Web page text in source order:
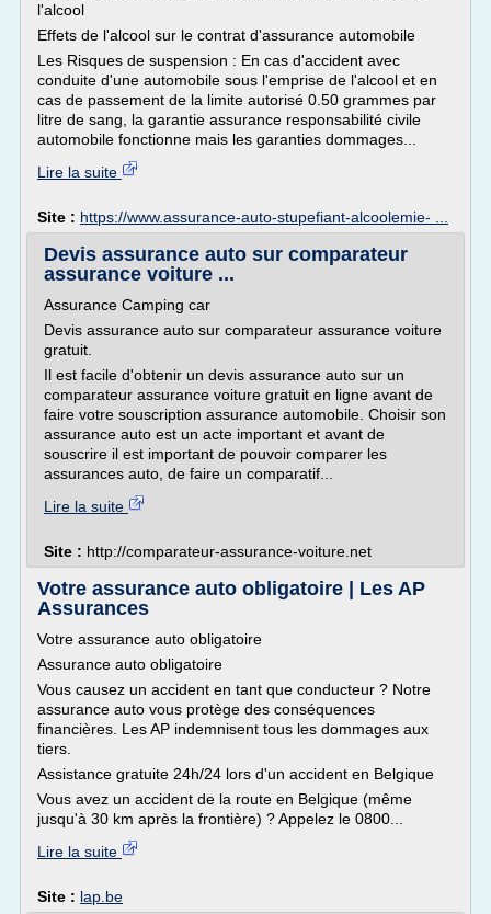
l'alcool
Effets de l'alcool sur le contrat d'assurance automobile
Les Risques de suspension : En cas d'accident avec
conduite d'une automobile sous l'emprise de l'alcool et en
cas de passement de la limite autorisé 0.50 grammes par
litre de sang, la garantie assurance responsabilité civile
automobile fonctionne mais les garanties dommages...
Lire la suite
Site : https://www.assurance-auto-stupefiant-alcoolemie- ...
Devis assurance auto sur comparateur
assurance voiture ...
Assurance Camping car
Devis assurance auto sur comparateur assurance voiture
gratuit.
Il est facile d'obtenir un devis assurance auto sur un
comparateur assurance voiture gratuit en ligne avant de
faire votre souscription assurance automobile. Choisir son
assurance auto est un acte important et avant de
souscrire il est important de pouvoir comparer les
assurances auto, de faire un comparatif...
Lire la suite
Site : http://comparateur-assurance-voiture.net
Votre assurance auto obligatoire | Les AP
Assurances
Votre assurance auto obligatoire
Assurance auto obligatoire
Vous causez un accident en tant que conducteur ? Notre
assurance auto vous protège des conséquences
financières. Les AP indemnisent tous les dommages aux
tiers.
Assistance gratuite 24h/24 lors d'un accident en Belgique
Vous avez un accident de la route en Belgique (même
jusqu'à 30 km après la frontière) ? Appelez le 0800...
Lire la suite
Site : lap.be